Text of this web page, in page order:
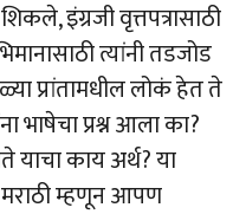
इंग्रजी वृत्तपत्रासाठी
त्यांनी तडजोड
प्रांतामधील लोकं हेत ते
भाषेचा प्रश्न आला का?
याचा काय अर्थ? या
म्हणून आपण